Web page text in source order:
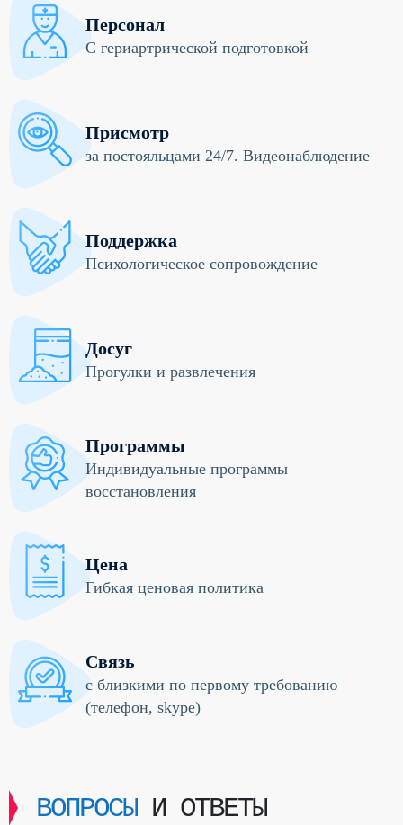
Персонал
С гериартрической подготовкой
Присмотр
за постояльцами 24/7. Видеонаблюдение
Поддержка
Психологическое сопровождение
Досуг
Прогулки и развлечения
Программы
Индивидуальные программы
восстановления
Цена
Гибкая ценовая политика
Связь
с близкими по первому требованию
(телефон, skype)
ВОПРОСЫИ ОТВЕТЫ